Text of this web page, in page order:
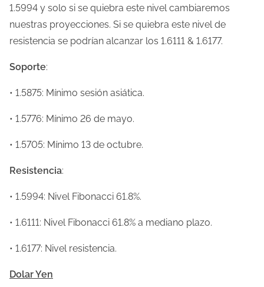
1.5994 y solo si se quiebra este nivel cambiaremos
nuestras proyecciones. Si se quiebra este nivel de
resistencia se podrían alcanzar los 1.6111 & 1.6177.
Soporte:
• 1.5875: Mínimo sesión asiática.
• 1.5776: Mínimo 26 de mayo.
• 1.5705: Mínimo 13 de octubre.
Resistencia:
• 1.5994: Nivel Fibonacci 61.8%.
• 1.6111: Nivel Fibonacci 61.8% a mediano plazo.
• 1.6177: Nivel resistencia.
Dolar Yen